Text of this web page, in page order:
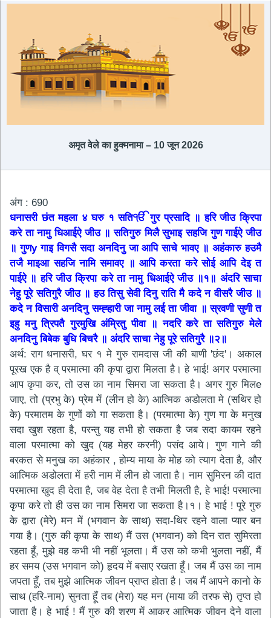
अमृत ​​वेले का हुक्मनामा – 10 जून 2026
अंग : 690
धनासरी छंत महला ४ घरु १ सतिੴ गुर प्रसादि ॥ हरि जीउ क्रिपा
करे ता नामु धिआईऐ जीउ ॥ सतिगुरु मिलै सुभाइ सहजि गुण गाईऐ जीउ
॥ गुणy गाइ विगसै सदा अनदिनु जा आपि साचे भावए ॥ अहंकारु हउमै
तजै माइआ सहजि नामि समावए ॥ आपि करता करे सोई आपि देइ त
पाईऐ ॥ हरि जीउ क्रिपा करे ता नामु धिआईऐ जीउ ॥१॥ अंदरि साचा
नेहु पूरे सतिगुरै जीउ ॥ हउ तिसु सेवी दिनु राति मै कदे न वीसरै जीउ ॥
कदे न विसारी अनदिनु सम्ह्हारी जा नामु लई ता जीवा ॥ स्रवणी सुणी त
इहु मनु त्रिपतै गुरमुखि अंम्रितु पीवा ॥ नदरि करे ता सतिगुरु मेले
अनदिनु बिबेक बुधि बिचरै ॥ अंदरि साचा नेहु पूरे सतिगुरै ॥२॥
अर्थ: राग धनासरी, घर १ मे गुरु रामदास जी की बाणी 'छंद'। अकाल
पूरख एक है व् परमात्मा की कृपा द्वारा मिलता है। हे भाई! अगर परमात्मा
आप कृपा कर, तो उस का नाम सिमरा जा सकता है। अगर गुरु मिलe
जाए, तो (प्रभु के) प्रेम में (लीन हो के) आत्मिक अडोलता मे (सथिर हो
के) परमातम के गुणों को गा सकता है। (परमात्मा के) गुण गा के मनुख
सदा खुश रहता है, परन्तु यह तभी हो सकता है जब सदा कायम रहने
वाला परमात्मा को खुद (यह मेहर करनी) पसंद आये। गुण गाने की
बरकत से मनुख का अहंकार , होम्य माया के मोह को त्याग देता है, और
आत्मिक अडोलता में हरी नाम में लीन हो जाता है। नाम सुमिरन की दात
परमात्मा खुद ही देता है, जब वेह देता है तभी मिलती है, हे भाई! परमात्मा
कृपा करे तो ही उस का नाम सिमरा जा सकता है।१। हे भाई ! पूरे गुरु
के द्वारा (मेरे) मन में (भगवान के साथ) सदा-थिर रहने वाला प्यार बन
गया है। (गुरु की कृपा के साथ) मैं उस (भगवान) को दिन रात सुमिरता
रहता हूँ, मुझे वह कभी भी नहीं भूलता। मैं उस को कभी भुलता नहीं, मैं
हर समय (उस भगवान को) हृदय में बसाए रखता हूँ। जब मैं उस का नाम
जपता हूँ, तब मुझे आत्मिक जीवन प्राप्त होता है। जब मैं आपने कानो के
साथ (हरि-नाम) सुनता हूँ तब (मेरा) यह मन (माया की तरफ से) तृप्त हो
जाता है। हे भाई ! मैं गुरु की शरण में आकर आत्मिक जीवन देने वाला